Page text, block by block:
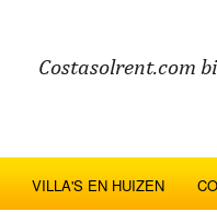
Costasolrent.com
VILLA'S EN HUIZEN